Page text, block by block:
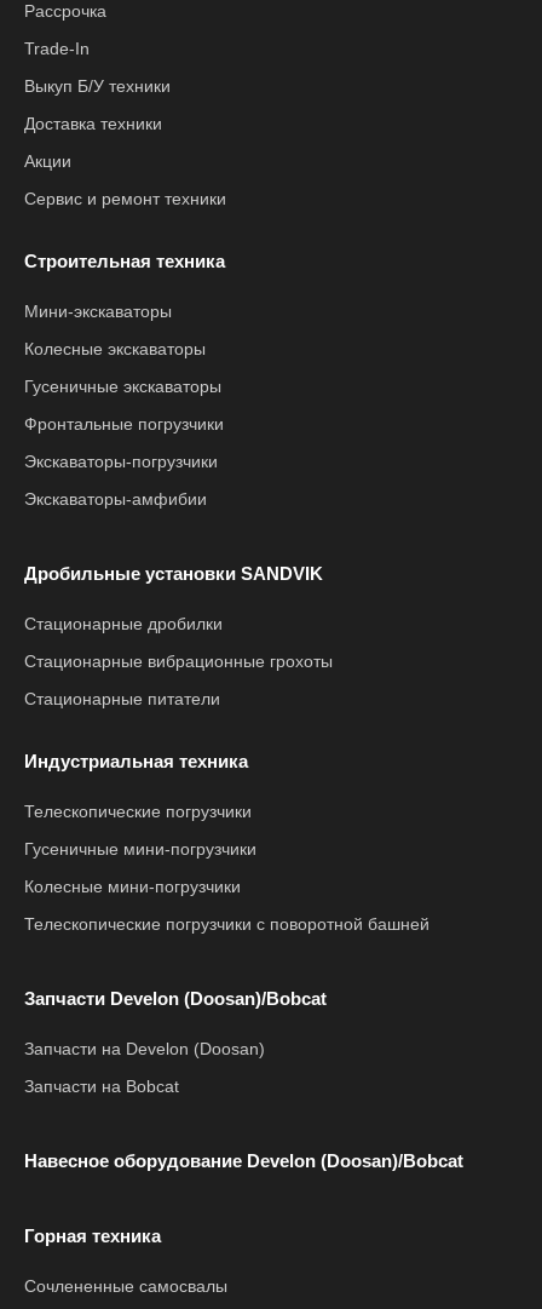
Рассрочка
Trade-In
Выкуп Б/У техники
Доставка техники
Акции
Сервис и ремонт техники
Строительная техника
Мини-экскаваторы
Колесные экскаваторы
Гусеничные экскаваторы
Фронтальные погрузчики
Экскаваторы-погрузчики
Экскаваторы-амфибии
Дробильные установки SANDVIK
Стационарные дробилки
Стационарные вибрационные грохоты
Стационарные питатели
Индустриальная техника
Телескопические погрузчики
Гусеничные мини-погрузчики
Колесные мини-погрузчики
Телескопические погрузчики с поворотной башней
Запчасти Develon (Doosan)/Bobcat
Запчасти на Develon (Doosan)
Запчасти на Bobcat
Навесное оборудование Develon (Doosan)/Bobcat
Горная техника
Сочлененные самосвалы